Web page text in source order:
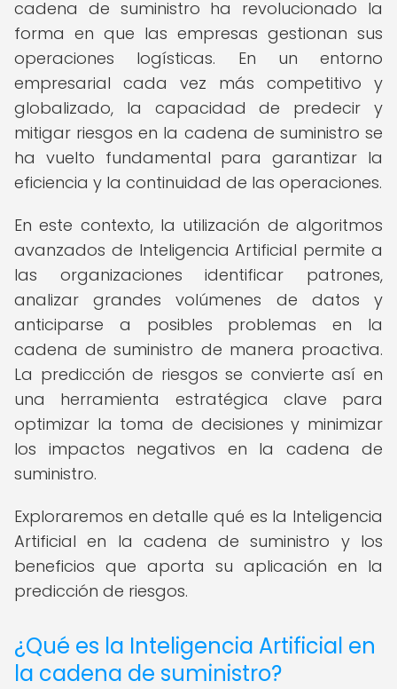
cadena de suministro ha revolucionado la
forma en que las empresas gestionan sus
operaciones logísticas. En un entorno
empresarial cada vez más competitivo y
globalizado, la capacidad de predecir y
mitigar riesgos en la cadena de suministro se
ha vuelto fundamental para garantizar la
eficiencia y la continuidad de las operaciones.
En este contexto, la utilización de algoritmos
avanzados de Inteligencia Artificial permite a
las organizaciones identificar patrones,
analizar grandes volúmenes de datos y
anticiparse a posibles problemas en la
cadena de suministro de manera proactiva.
La predicción de riesgos se convierte así en
una herramienta estratégica clave para
optimizar la toma de decisiones y minimizar
los impactos negativos en la cadena de
suministro.
Exploraremos en detalle qué es la Inteligencia
Artificial en la cadena de suministro y los
beneficios que aporta su aplicación en la
predicción de riesgos.
¿Qué es la Inteligencia Artificial en
la cadena de suministro?